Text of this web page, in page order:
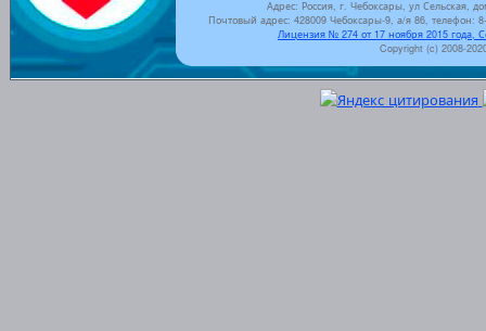
Адрес: Россия, г. Чебоксары, ул Сельская,
Почтовый адрес: 428009 Чебоксары-9, а/я 86, телефон:
Лицензия № 274 от 17 ноября 2015 года,
Copyright (c) 2008-